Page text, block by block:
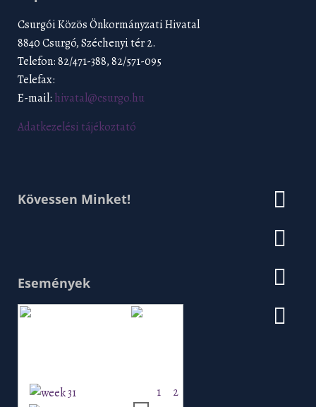
Csurgói Közös Önkormányzati Hivatal
8840 Csurgó, Széchenyi tér 2.
Telefon: 82/471-388, 82/571-095
Telefax:
E-mail: hivatal@csurgo.hu
Adatkezelési tájékoztató
Kövessen Minket!
Események
1
2